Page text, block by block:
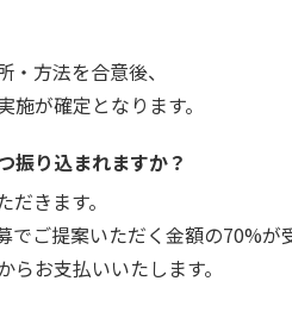
方法を合意後、
が確定となります。
振り込まれますか？
きます。
ご提案いただく金額の70%が
お支払いいたします。